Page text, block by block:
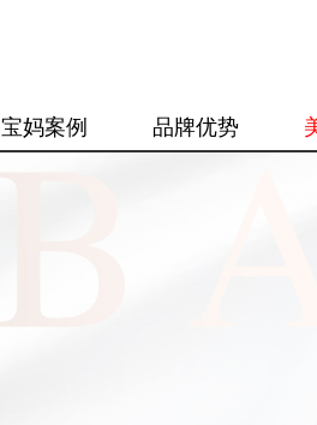
宝妈案例 品牌优势